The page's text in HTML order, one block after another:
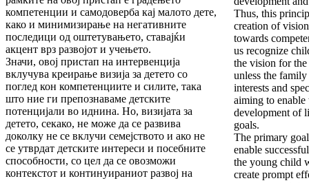
компетенции и самодоверба кај малото дете,
како и минимизирање на негативните
последици од оштетувањето, ставајќи
акцент врз развојот и учењето.
Значи, овој пристап на интервенција
вклучува креирање визија за детето со
поглед кон компетенциите и силите, така
што ние ги препознаваме детските
потенцијали во иднина. Но, визијата за
детето, секако, не може да се развива
доколку не се вклучи семејството и ако не
се утврдат детските интереси и посебните
способности, со цел да се овозможи
контекстот и континуираниот развој на
Thus, this
creation of
towards
us recognize
the vision for
unless the
interests and
aiming to enable
development of
goals.
The primary
enable
the young child
create prompt